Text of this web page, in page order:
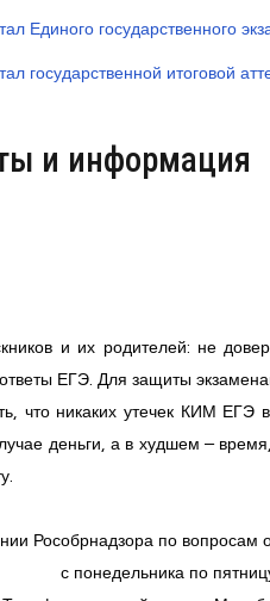
государственного
итоговой
и информация
и их родителей: не
ЕГЭ. Для защиты
что никаких утечек КИМ
деньги, а в худшем –
Рособрнадзора по
с понедельника по